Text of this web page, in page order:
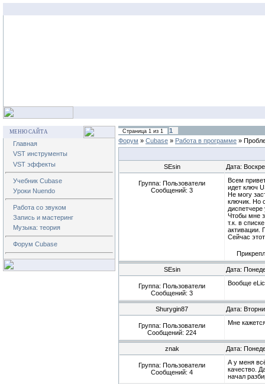
МЕНЮ САЙТА
Главная
VST инструменты
VST эффекты
Учебник Cubase
Уроки Nuendo
Работа со звуком
Запись и мастеринг
Музыка: теория
Форум Cubase
Страница 1 из 1
1
Форум » Cubase » Работа в программе »
SEsin Дата:
Группа: Пользователи
Сообщений: 3
Всем
идет ключ
Не могу
ключик. Но
Чтобы мне
т.к. в
активации.
Сейчас
SEsin Дата:
Группа: Пользователи
Сообщений: 3
Вообще
Shurygin87 Дата:
Группа: Пользователи
Сообщений: 224
Мне
znak Дата:
Группа: Пользователи
Сообщений: 4
А у меня
качество.
начал